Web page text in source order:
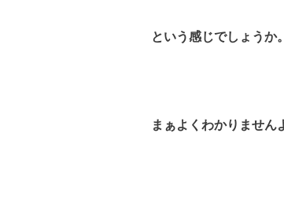
という感じでしょうか。
まぁよくわかりません